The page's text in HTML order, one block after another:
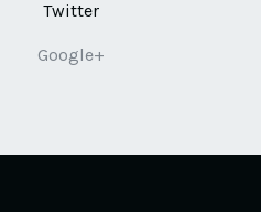
Twitter
Google+